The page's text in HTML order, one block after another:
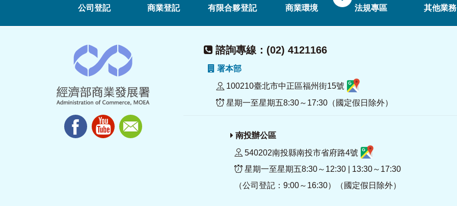
公司登記 商業登記 有限合夥登記 商業環境 法規專區 其他業務
諮詢專線：(02) 4121166
署本部
100210臺北市中正區福州街15號
星期一至星期五8:30～17:30（國定假日除外）
南投辦公區
540202南投縣南投市省府路4號
星期一至星期五8:30～12:30 | 13:30～17:30
（公司登記：9:00～16:30）（國定假日除外）